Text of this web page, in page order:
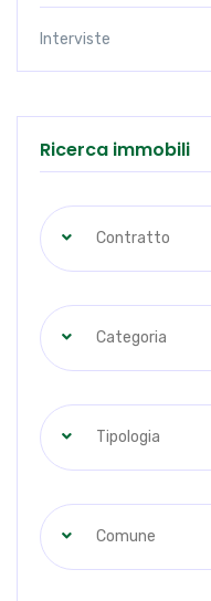
Interviste
Ricerca immobili
Contratto
Categoria
Tipologia
Comune